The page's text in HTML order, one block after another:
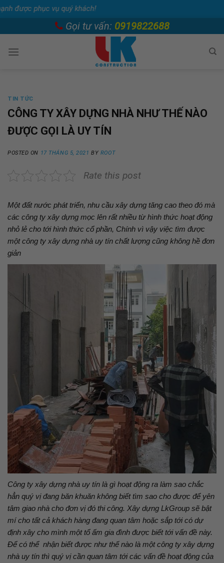
quý khách!
to
content
Gọi tư vấn: 0919822688
TIN TỨC
CÔNG TY XÂY DỰNG NHÀ NHƯ THẾ NÀO
ĐƯỢC GỌI LÀ UY TÍN
POSTED ON 17 THÁNG 5, 2021 BY ROOT
Rate this post
Một đất nước phát triển, nhu cầu xây dựng tăng cao theo đó mà
các công ty xây dựng mọc lên rất nhiều từ hình thức hoạt động
nhỏ lẻ cho tới hình thức cổ phần, Chính vì vậy việc tìm được
một công ty xây dựng nhà uy tín chất lượng cũng không hề đơn
giản
Công ty xây dựng nhà uy tín là gì hoạt động ra làm sao chắc
hẳn quý vị đang băn khuăn không biết tìm sao cho được để yên
tâm giao nhà cho đơn vị đó thi công. Xây dựng LkGroup sẽ bật
mí cho tất cả khách hàng đang quan tâm hoặc sắp tới có dự
định xây cho mình một tổ ấm gia đình được biết tới vấn đề này.
Để có thể nhận biết được như thế nào là một công ty xây dựng
nhà uy tín thì quý vị cần quan tâm tới các vấn đề hoạt động của